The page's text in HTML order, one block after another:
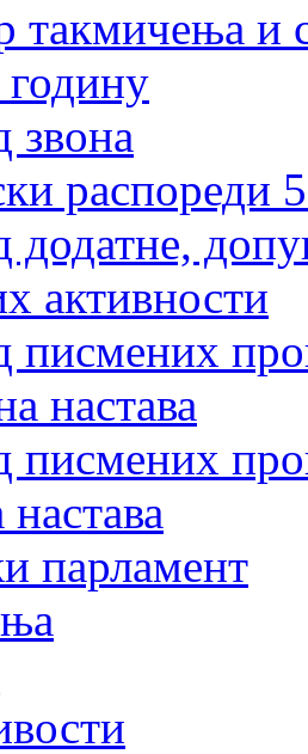
такмичења
звона
распореди
додатне,
активности
писмених
настава
писмених
парламент